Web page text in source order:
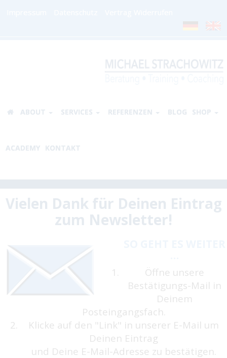
ABOUT SERVICES REFERENZEN BLOG SHOP
ACADEMY KONTAKT
Vielen Dank für Deinen Eintrag
zum Newsletter!
Öffne unsere
Bestätigungs-Mail in
Deinem
Posteingangsfach.
Klicke auf den "Link" in unserer E-Mail um
Deinen Eintrag
und Deine E-Mail-Adresse zu bestätigen.